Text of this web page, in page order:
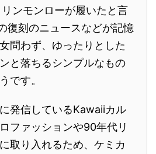
ンモンローが履いたと言
復刻のニュースなどが記憶
問わず、ゆったりとした
と落ちるシンプルなもの
です。
発信しているKawaiiカル
ファッションや90年代リ
取り入れるため、ケミカ